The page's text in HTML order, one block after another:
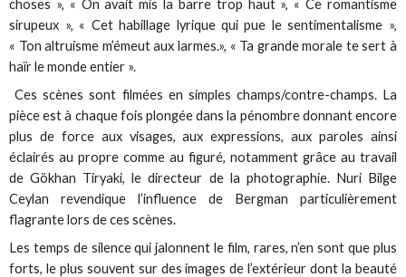
choses », « On avait mis la barre trop haut », « Ce romantisme
sirupeux », « Cet habillage lyrique qui pue le sentimentalisme »,
« Ton altruisme m’émeut aux larmes.», « Ta grande morale te sert à
haïr le monde entier ».
Ces scènes sont filmées en simples champs/contre-champs. La
pièce est à chaque fois plongée dans la pénombre donnant encore
plus de force aux visages, aux expressions, aux paroles ainsi
éclairés au propre comme au figuré, notamment grâce au travail
de Gökhan Tiryaki, le directeur de la photographie. Nuri Bilge
Ceylan revendique l’influence de Bergman particulièrement
flagrante lors de ces scènes.
Les temps de silence qui jalonnent le film, rares, n’en sont que plus
forts, le plus souvent sur des images de l’extérieur dont la beauté